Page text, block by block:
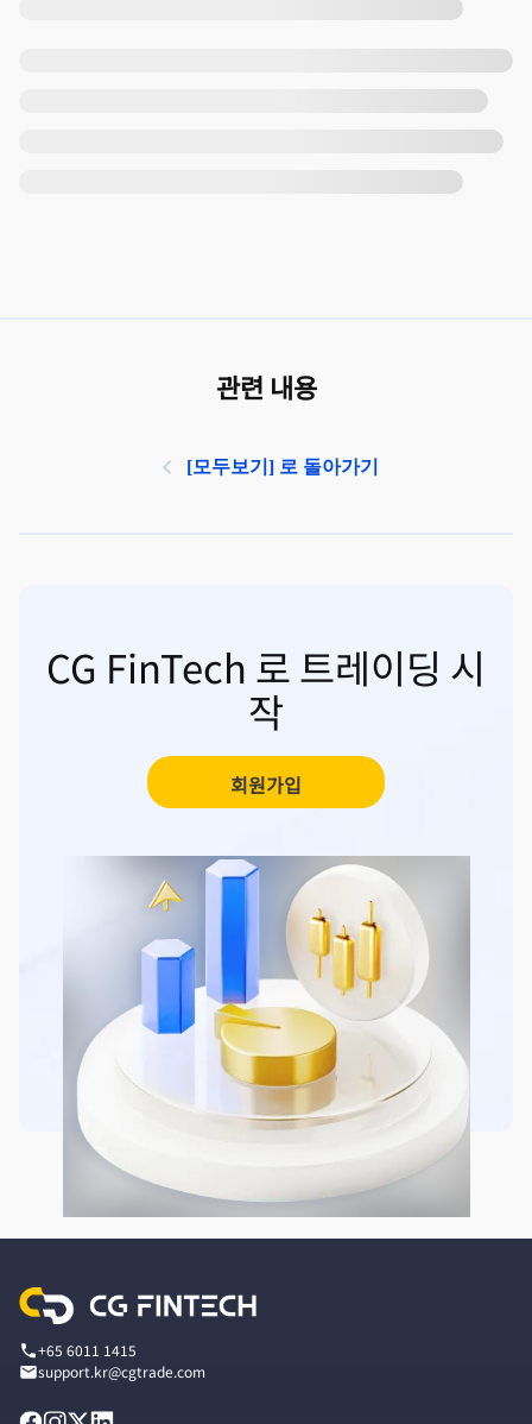
관련 내용
[모두보기] 로 돌아가기
CG FinTech 로 트레이딩 시
작
회원가입
+65 6011 1415
support.kr@cgtrade.com